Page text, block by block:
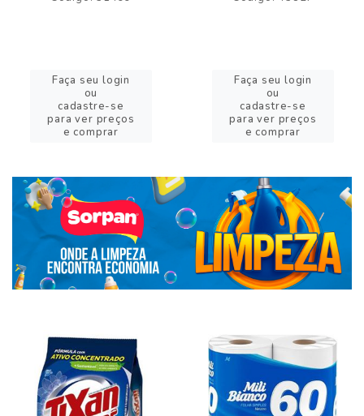
Faça seu login
ou
cadastre-se
para ver preços
e comprar
Faça seu login
ou
cadastre-se
para ver preços
e comprar